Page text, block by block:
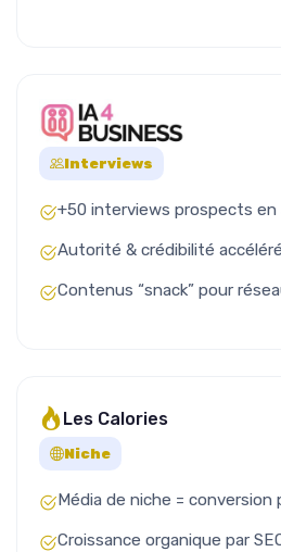
Interviews
+50 interviews prospects en
Autorité & crédibilité
Contenus “snack” pour
Les Calories
Niche
Média de niche =
Croissance organique par